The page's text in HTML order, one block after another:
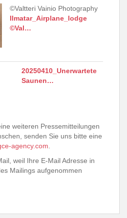
©Valtteri Vainio Photography
Ilmatar_Airplane_lodge
©Val…
20250410_Unerwartete
Saunen…
weiteren Pressemitteilungen
senden Sie uns bitte eine
agency.com
weil Ihre E-Mail Adresse in
Mailings aufgenommen